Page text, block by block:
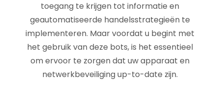
toegang te krijgen tot informatie en
geautomatiseerde handelsstrategieën te
implementeren. Maar voordat u begint met
het gebruik van deze bots, is het essentieel
om ervoor te zorgen dat uw apparaat en
netwerkbeveiliging up-to-date zijn.